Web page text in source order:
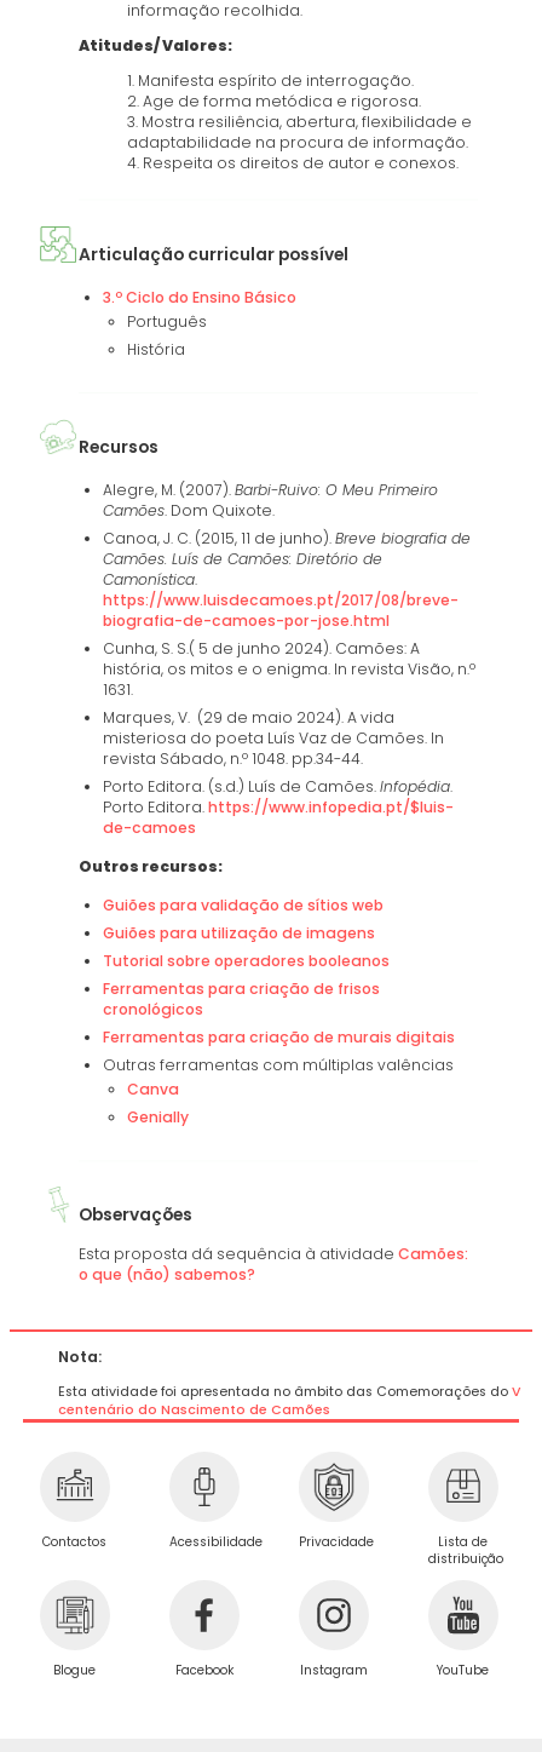
informação recolhida.
Atitudes/ Valores:
1. Manifesta espírito de interrogação.
2. Age de forma metódica e rigorosa.
3. Mostra resiliência, abertura, flexibilidade e
adaptabilidade na procura de informação.
4. Respeita os direitos de autor e conexos.
Articulação curricular possível
3.º Ciclo do Ensino Básico
Português
História
Recursos
Alegre, M. (2007).Barbi-Ruivo: O Meu Primeiro
Camões. Dom Quixote.
Canoa, J. C. (2015, 11 de junho).Breve biografia de
Camões. Luís de Camões: Diretório de
Camonística.
https://www.luisdecamoes.pt/2017/08/breve-
biografia-de-camoes-por-jose.html
Cunha, S. S.( 5 de junho 2024). Camões: A
história, os mitos e o enigma. In revista Visão, n.º
1631.
Marques, V. (29 de maio 2024). A vida
misteriosa do poeta Luís Vaz de Camões. In
revista Sábado, n.º 1048. pp.34-44.
Porto Editora. (s.d.) Luís de Camões.Infopédia.
Porto Editora.https://www.infopedia.pt/$luis-
de-camoes
Outros recursos:
Guiões para validação de sítios web
Guiões para utilização de imagens
Tutorial sobre operadores booleanos
Ferramentas para criação de frisos
cronológicos
Ferramentas para criação de murais digitais
Outras ferramentas com múltiplas valências
Canva
Genially
Observações
Esta proposta dá sequência à atividadeCamões:
o que (não) sabemos?
Nota:
Esta atividade foi apresentada no âmbito das Comemorações doV
centenário do Nascimento de Camões
Contactos Acessibilidade Privacidade
Lista de
distribuição
Blogue Facebook Instagram YouTube